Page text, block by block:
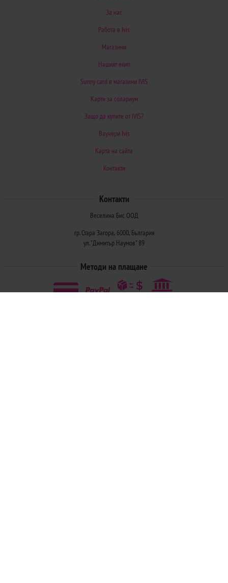
За нас
Работа в Ivis
Магазини
Нашият екип
Sunny card в магазини IVIS
Карти за солариум
Защо да купите от IVIS?
Ваучери Ivis
Карта на сайта
Контакти
Контакти
Веселина Бис ООД
гр. Стара Загора, 6000, България
ул. "Димитър Наумов" 89
Методи на плащане